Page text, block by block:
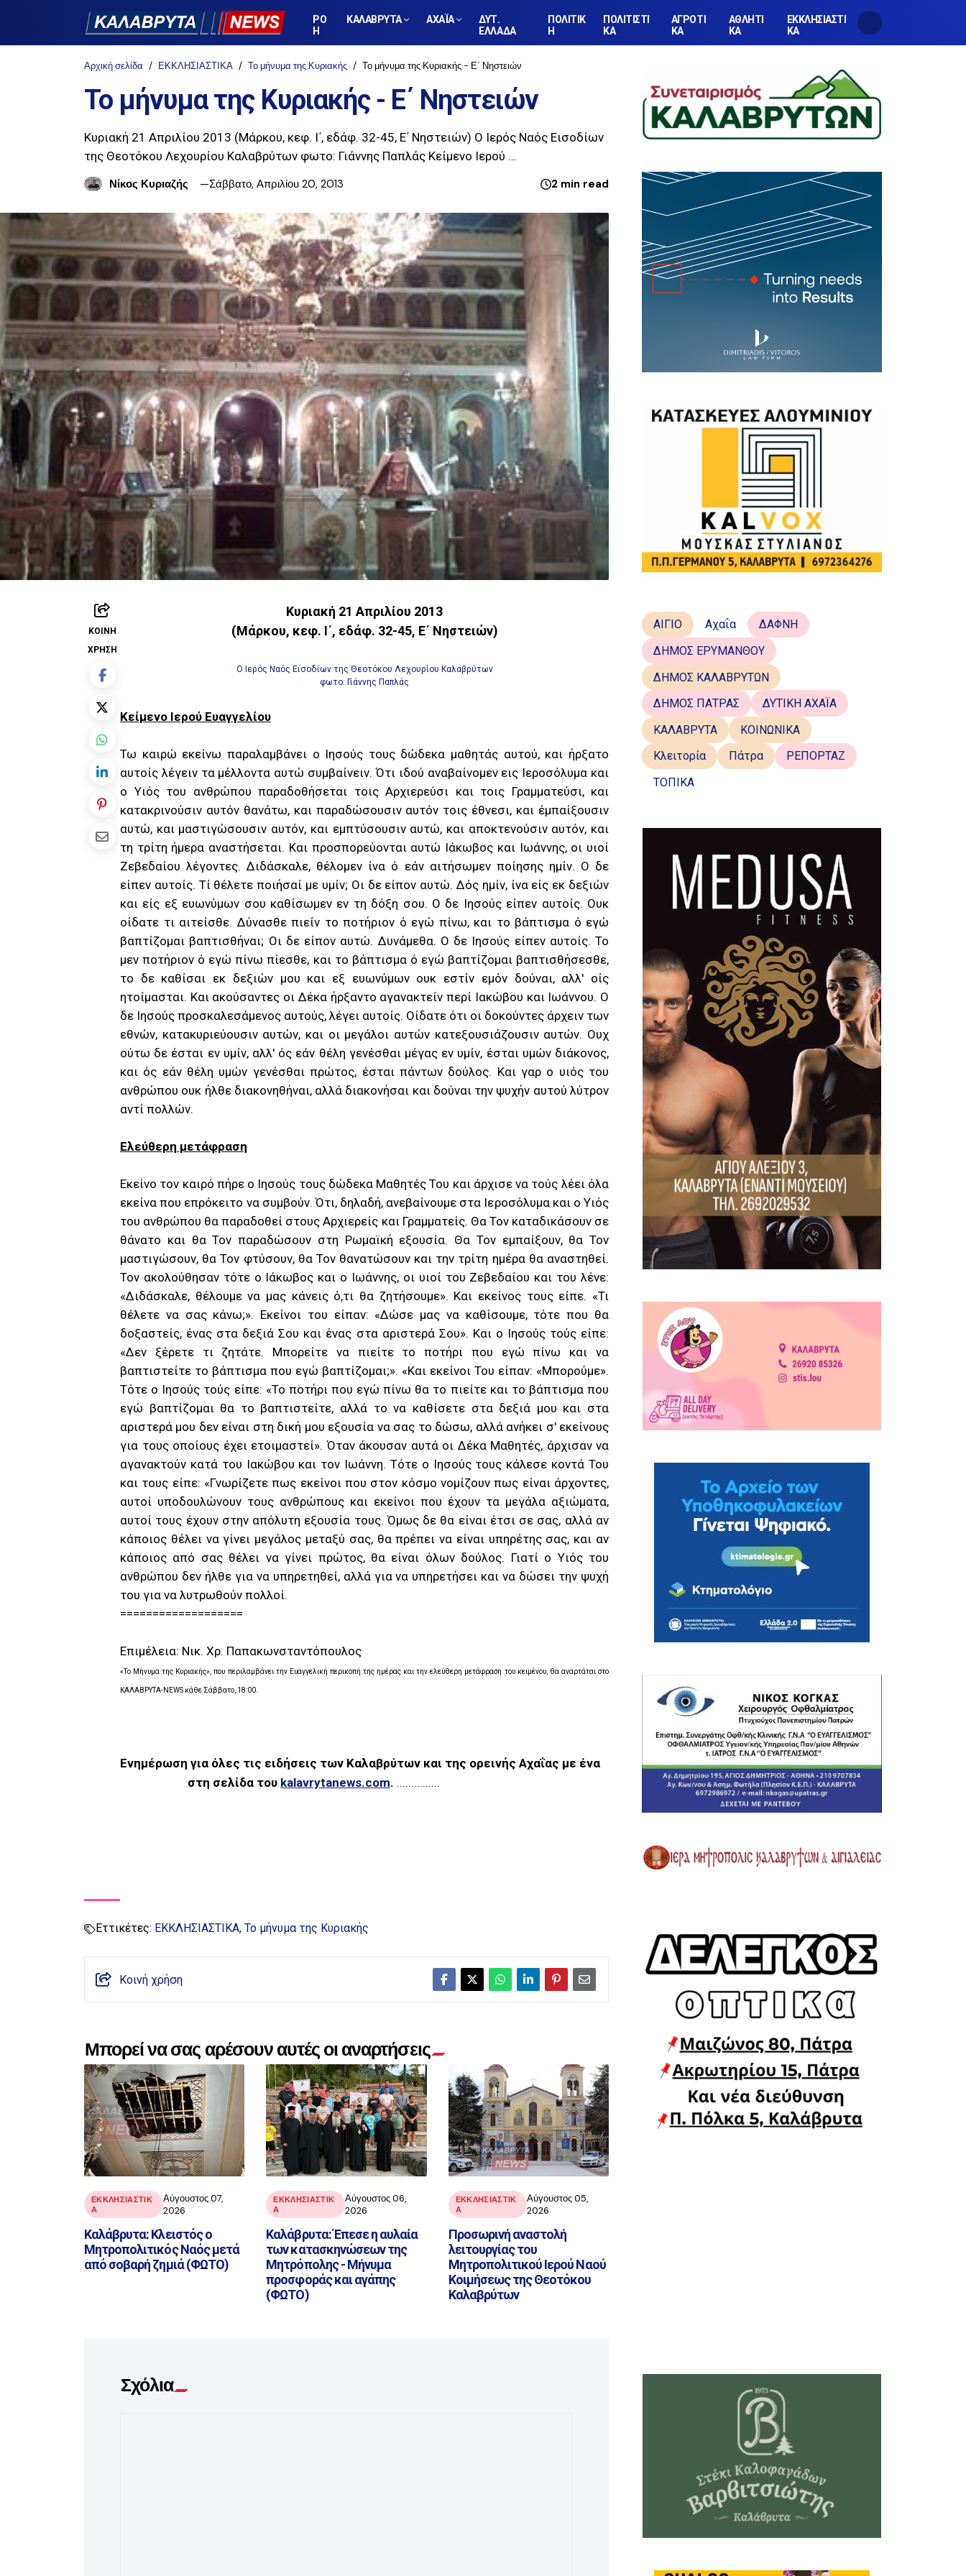
ΡΟ
Η
ΚΑΛΑΒΡΥΤΑ ΑΧΑΪΑ
ΔΥΤ.
ΕΛΛΑΔΑ
ΠΟΛΙΤΙΚ
Η
ΠΟΛΙΤΙΣΤΙ
ΚΑ
ΑΓΡΟΤΙ
ΚΑ
ΑΘΛΗΤΙ
ΚΑ
ΕΚΚΛΗΣΙΑΣΤΙ
ΚΑ
Αρχική σελίδα ΕΚΚΛΗΣΙΑΣΤΙΚΑ Το μήνυμα της Κυριακής Το μήνυμα της Κυριακής - Ε΄ Νηστειών
Το μήνυμα της Κυριακής - Ε΄ Νηστειών
Κυριακή 21 Απριλίου 2013 (Μάρκου, κεφ. Ι΄, εδάφ. 32-45, Ε΄ Νηστειών) Ο Ιερός Ναός Εισοδίων
της Θεοτόκου Λεχουρίου Καλαβρύτων φωτο: Γιάννης Παπλάς Κείμενο Ιερού …
Νίκος Κυριαζής
Σάββατο, Απριλίου 20, 2013 2 min read
ΚΟΙΝΉ
ΧΡΉΣΗ
Κυριακή 21 Απριλίου 2013
(Μάρκου, κεφ. Ι΄, εδάφ. 32-45, Ε΄ Νηστειών)
Ο Ιερός Ναός Εισοδίων της Θεοτόκου Λεχουρίου Καλαβρύτων
φωτο: Γιάννης Παπλάς
Κείμενο Ιερού Ευαγγελίου
Τω καιρώ εκείνω παραλαμβάνει ο Ιησούς τους δώδεκα μαθητάς αυτού, και ήρξατο
αυτοίς λέγειν τα μέλλοντα αυτώ συμβαίνειν. Ότι ιδού αναβαίνομεν εις Ιεροσόλυμα και
ο Υιός του ανθρώπου παραδοθήσεται τοις Αρχιερεύσι και τοις Γραμματεύσι, και
κατακρινούσιν αυτόν θανάτω, και παραδώσουσιν αυτόν τοις έθνεσι, και έμπαίξουσιν
αυτώ, και μαστιγώσουσιν αυτόν, και εμπτύσουσιν αυτώ, και αποκτενούσιν αυτόν, και
τη τρίτη ήμερα αναστήσεται. Και προσπορεύονται αυτώ Ιάκωβος και Ιωάννης, οι υιοί
Ζεβεδαίου λέγοντες. Διδάσκαλε, θέλομεν ίνα ό εάν αιτήσωμεν ποίησης ημίν. Ο δε
είπεν αυτοίς. Τί θέλετε ποιήσαί με υμίν; Οι δε είπον αυτώ. Δός ημίν, ίνα είς εκ δεξιών
και είς εξ ευωνύμων σου καθίσωμεν εν τη δόξη σου. Ο δε Ιησούς είπεν αυτοίς. Ουκ
οίδατε τι αιτείσθε. Δύνασθε πιείν το ποτήριον ό εγώ πίνω, και το βάπτισμα ό εγώ
βαπτίζομαι βαπτισθήναι; Οι δε είπον αυτώ. Δυνάμεθα. Ο δε Ιησούς είπεν αυτοίς. Το
μεν ποτήριον ό εγώ πίνω πίεσθε, και το βάπτισμα ό εγώ βαπτίζομαι βαπτισθήσεσθε,
το δε καθίσαι εκ δεξιών μου και εξ ευωνύμων ουκ εστίν εμόν δούναι, αλλ' οίς
ητοίμασται. Και ακούσαντες οι Δέκα ήρξαντο αγανακτείν περί Ιακώβου και Ιωάννου. Ο
δε Ιησούς προσκαλεσάμενος αυτούς, λέγει αυτοίς. Οίδατε ότι οι δοκούντες άρχειν των
εθνών, κατακυριεύουσιν αυτών, και οι μεγάλοι αυτών κατεξουσιάζουσιν αυτών. Ουχ
ούτω δε έσται εν υμίν, αλλ' ός εάν θέλη γενέσθαι μέγας εν υμίν, έσται υμών διάκονος,
και ός εάν θέλη υμών γενέσθαι πρώτος, έσται πάντων δούλος. Και γαρ ο υιός του
ανθρώπου ουκ ήλθε διακονηθήναι, αλλά διακονήσαι και δούναι την ψυχήν αυτού λύτρον
αντί πολλών.
Ελεύθερη μετάφραση
Εκείνο τον καιρό πήρε ο Ιησούς τους δώδεκα Μαθητές Του και άρχισε να τούς λέει όλα
εκείνα που επρόκειτο να συμβούν. Ότι, δηλαδή, ανεβαίνουμε στα Ιεροσόλυμα και ο Υιός
του ανθρώπου θα παραδοθεί στους Αρχιερείς και Γραμματείς. Θα Τον καταδικάσουν σε
θάνατο και θα Τον παραδώσουν στη Ρωμαϊκή εξουσία. Θα Τον εμπαίξουν, θα Τον
μαστιγώσουν, θα Τον φτύσουν, θα Τον θανατώσουν και την τρίτη ημέρα θα αναστηθεί.
Τον ακολούθησαν τότε ο Ιάκωβος και ο Ιωάννης, οι υιοί του Ζεβεδαίου και του λένε:
«Διδάσκαλε, θέλουμε να μας κάνεις ό,τι θα ζητήσουμε». Και εκείνος τους είπε. «Τι
θέλετε να σας κάνω;». Εκείνοι του είπαν: «Δώσε μας να καθίσουμε, τότε που θα
δοξαστείς, ένας στα δεξιά Σου και ένας στα αριστερά Σου». Και ο Ιησούς τούς είπε:
«Δεν ξέρετε τι ζητάτε. Μπορείτε να πιείτε το ποτήρι που εγώ πίνω και να
βαπτιστείτε το βάπτισμα που εγώ βαπτίζομαι;». «Και εκείνοι Του είπαν: «Μπορούμε».
Τότε ο Ιησούς τούς είπε: «Το ποτήρι που εγώ πίνω θα το πιείτε και το βάπτισμα που
εγώ βαπτίζομαι θα το βαπτιστείτε, αλλά το να καθίσετε στα δεξιά μου και στα
αριστερά μου δεν είναι στη δική μου εξουσία να σας το δώσω, αλλά ανήκει σ' εκείνους
για τους οποίους έχει ετοιμαστεί». Όταν άκουσαν αυτά οι Δέκα Μαθητές, άρχισαν να
αγανακτούν κατά του Ιακώβου και τον Ιωάννη. Τότε ο Ιησούς τους κάλεσε κοντά Του
και τους είπε: «Γνωρίζετε πως εκείνοι που στον κόσμο νομίζουν πως είναι άρχοντες,
αυτοί υποδουλώνουν τους ανθρώπους και εκείνοι που έχουν τα μεγάλα αξιώματα,
αυτοί τους έχουν στην απόλυτη εξουσία τους. Όμως δε θα είναι έτσι σε σας, αλλά αν
κάποιος θέλει να γίνει μεγάλος μεταξύ σας, θα πρέπει να είναι υπηρέτης σας, και αν
κάποιος από σας θέλει να γίνει πρώτος, θα είναι όλων δούλος. Γιατί ο Υιός του
ανθρώπου δεν ήλθε για να υπηρετηθεί, αλλά για να υπηρετήσει και να δώσει την ψυχή
του για να λυτρωθούν πολλοί.
===================
Επιμέλεια: Νικ. Χρ. Παπακωνσταντόπουλος
«Το Μήνυμα της Κυριακής», που περιλαμβάνει την Ευαγγελική περικοπή της ημέρας και την ελεύθερη μετάφραση του κειμένου, θα αναρτάται στο
ΚΑΛΑΒΡΥΤΑ-NEWS κάθε Σάββατο, 18:00.
Ενημέρωση για όλες τις ειδήσεις των Καλαβρύτων και της ορεινής Αχαΐας με ένα
στη σελίδα του kalavrytanews.com. ...............
Εττικέτες: ΕΚΚΛΗΣΙΑΣΤΙΚΑ Το μήνυμα της Κυριακής
Κοινή χρήση
Μπορεί να σας αρέσουν αυτές οι αναρτήσεις
ΕΚΚΛΗΣΙΑΣΤΙΚ
Α
Αύγουστος 07,
2026
Καλάβρυτα: Κλειστός ο
Μητροπολιτικός Ναός μετά
από σοβαρή ζημιά (ΦΩΤΟ)
ΕΚΚΛΗΣΙΑΣΤΙΚ
Α
Αύγουστος 06,
2026
Καλάβρυτα: Έπεσε η αυλαία
των κατασκηνώσεων της
Μητρόπολης - Μήνυμα
προσφοράς και αγάπης
(ΦΩΤΟ)
ΕΚΚΛΗΣΙΑΣΤΙΚ
Α
Αύγουστος 05,
2026
Προσωρινή αναστολή
λειτουργίας του
Μητροπολιτικού Ιερού Ναού
Κοιμήσεως της Θεοτόκου
Καλαβρύτων
Σχόλια
ΑΙΓΙΟ Αχαΐα
ΔΑΦΝΗ
ΔΗΜΟΣ ΕΡΥΜΑΝΘΟΥ
ΔΗΜΟΣ ΚΑΛΑΒΡΥΤΩΝ
ΔΗΜΟΣ ΠΑΤΡΑΣ
ΔΥΤΙΚΗ ΑΧΑΪΑ
ΚΑΛΑΒΡΥΤΑ
ΚΟΙΝΩΝΙΚΑ
Κλειτορία
Πάτρα
ΡΕΠΟΡΤΑΖ
ΤΟΠΙΚΑ